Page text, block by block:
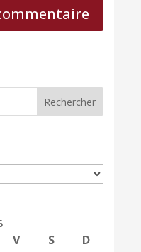
V S
D